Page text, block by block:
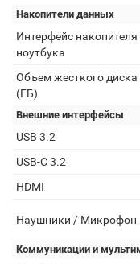
Накопители данных
Интерфейс накопителя
ноутбука
Объем жесткого диска
(ГБ)
Внешние интерфейсы
USB 3.2
USB-C 3.2
HDMI
Наушники / Микрофон
Коммуникации и